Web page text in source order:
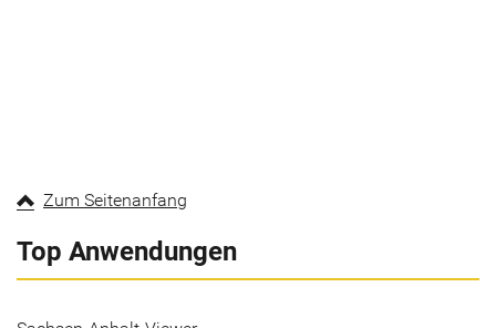
Zum Seitenanfang
Top Anwendungen